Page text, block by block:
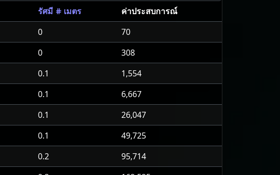
รัศมี # เมตร
ค่าประสบการณ์
0
70
0
308
0.1
1,554
0.1
6,667
0.1
26,047
0.1
49,725
0.2
95,714